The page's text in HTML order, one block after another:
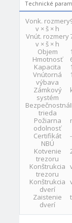
Technické
Vonk. rozmery
v × š × h
Vnút. rozmery
v × š × h
Objem
Hmotnosť
Kapacita
Vnútorná
výbava
Zámkový
systém
Bezpečnostná
trieda
Požiarna
odolnosť
Certifikát
NBÚ
-
Kotvenie
trezoru
Konštrukcia
trezoru
Konštrukcia
dverí
Zaistenie
dverí